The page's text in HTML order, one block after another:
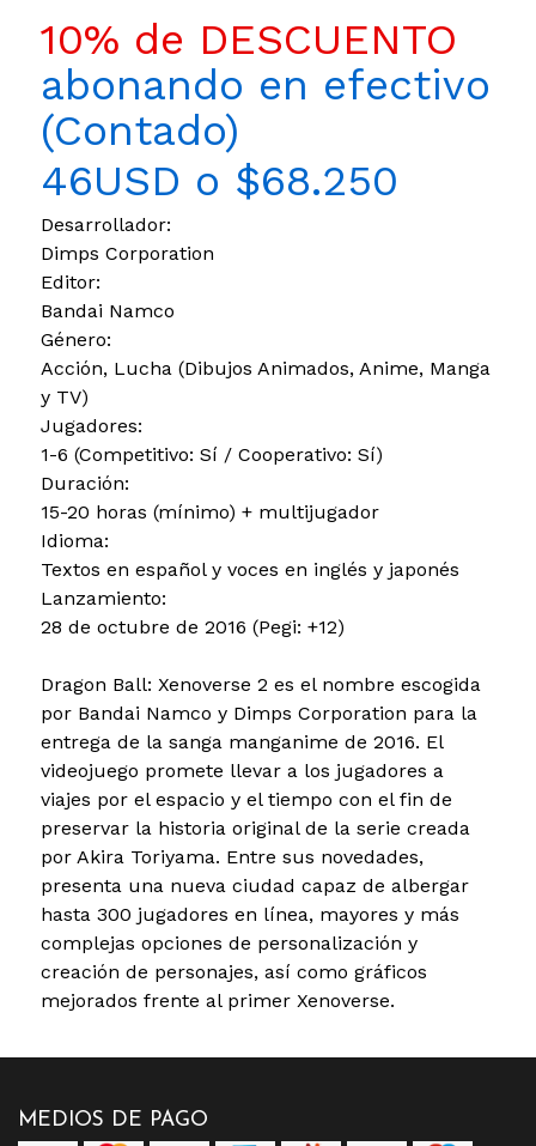
10% de DESCUENTO
abonando en efectivo
(Contado)
46USD o $68.250
Desarrollador:
Dimps Corporation
Editor:
Bandai Namco
Género:
Acción, Lucha (Dibujos Animados, Anime, Manga
y TV)
Jugadores:
1-6 (Competitivo: Sí / Cooperativo: Sí)
Duración:
15-20 horas (mínimo) + multijugador
Idioma:
Textos en español y voces en inglés y japonés
Lanzamiento:
28 de octubre de 2016 (Pegi: +12)
Dragon Ball: Xenoverse 2 es el nombre escogida
por Bandai Namco y Dimps Corporation para la
entrega de la sanga manganime de 2016. El
videojuego promete llevar a los jugadores a
viajes por el espacio y el tiempo con el fin de
preservar la historia original de la serie creada
por Akira Toriyama. Entre sus novedades,
presenta una nueva ciudad capaz de albergar
hasta 300 jugadores en línea, mayores y más
complejas opciones de personalización y
creación de personajes, así como gráficos
mejorados frente al primer Xenoverse.
MEDIOS DE PAGO